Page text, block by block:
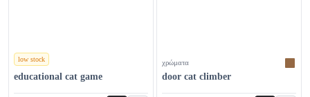
low stock
χρώματα
educational cat game
χρώματα
door cat climber